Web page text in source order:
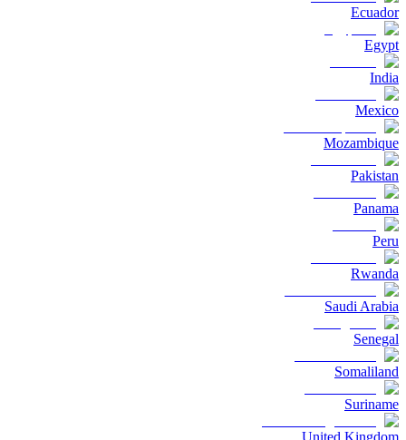
Ecuador
Egypt
India
Mexico
Mozambique
Pakistan
Panama
Peru
Rwanda
Saudi Arabia
Senegal
Somaliland
Suriname
United Kingdom